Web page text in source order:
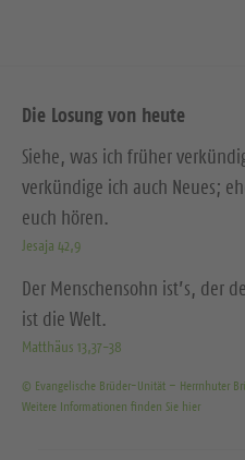
Die Losung von heute
Siehe, was ich früher
verkündige ich auch Neues;
euch hören.
Jesaja 42,9
Der Menschensohn ist’s, der
ist die Welt.
Matthäus 13,37-38
© Evangelische Brüder-Unität – Herrnhuter
Weitere Informationen finden Sie hier